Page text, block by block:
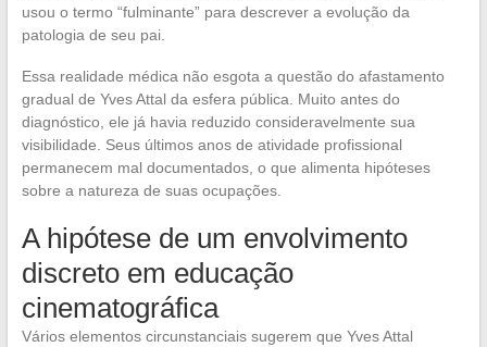
usou o termo “fulminante” para descrever a evolução da
patologia de seu pai.
Essa realidade médica não esgota a questão do afastamento
gradual de Yves Attal da esfera pública. Muito antes do
diagnóstico, ele já havia reduzido consideravelmente sua
visibilidade. Seus últimos anos de atividade profissional
permanecem mal documentados, o que alimenta hipóteses
sobre a natureza de suas ocupações.
A hipótese de um envolvimento
discreto em educação
cinematográfica
Vários elementos circunstanciais sugerem que Yves Attal